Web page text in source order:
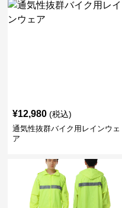
¥12,980 (税込)
通気性抜群バイク用レインウェ
ア